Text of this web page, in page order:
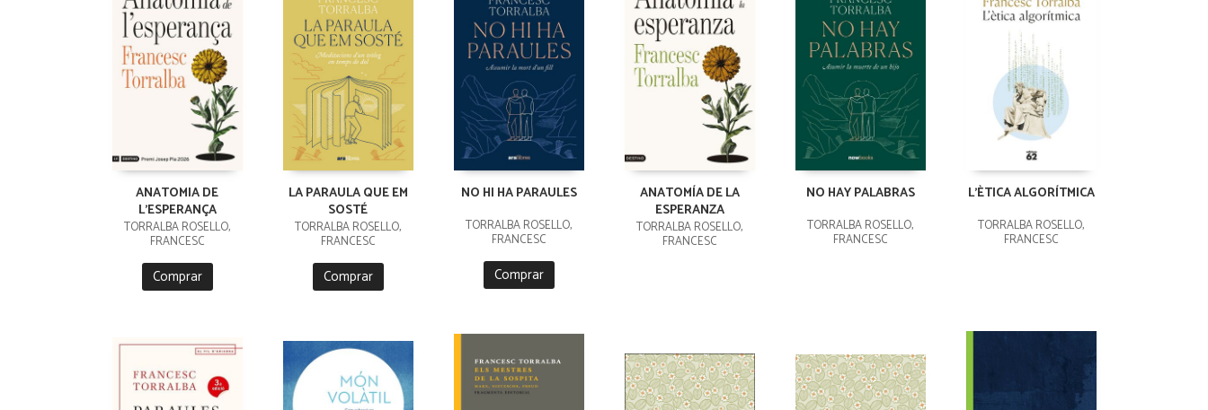
ANATOMIA DE
L'ESPERANÇA
TORRALBA ROSELLO,
FRANCESC
Comprar
LA PARAULA QUE EM
SOSTÉ
TORRALBA ROSELLÓ,
FRANCESC
Comprar
NO HI HA PARAULES
TORRALBA ROSELLÓ,
FRANCESC
Comprar
ANATOMÍA DE LA
ESPERANZA
TORRALBA ROSELLÓ,
FRANCESC
NO HAY PALABRAS
TORRALBA ROSELLÓ,
FRANCESC
L'ÈTICA ALGORÍTMICA
TORRALBA ROSELLÓ,
FRANCESC